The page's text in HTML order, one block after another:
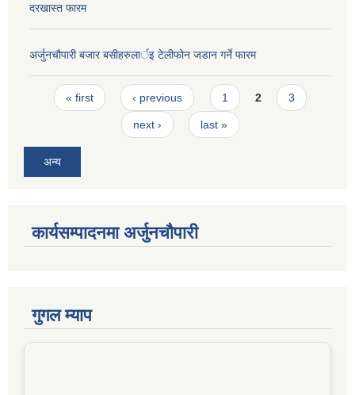
दरखास्त फारम
अर्जुनचौपारी बजार बसीहरुलार्इ टेलीफोन जडान गर्ने फारम
Pages
« first ‹ previous 1 2 3
next › last »
अन्य
कार्यसम्पादनमा अर्जुनचौपारी
गुगल म्याप